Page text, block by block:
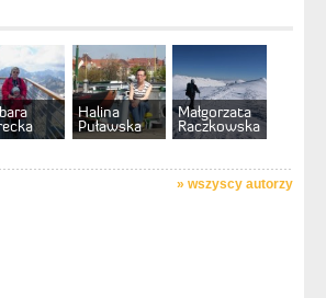
Halina
Puławska
Małgorzata
Raczkowska
» wszyscy autorzy